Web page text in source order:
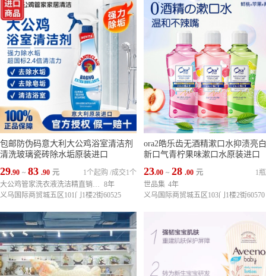
包邮防伪码意大利大公鸡浴室清洁剂
清洗玻璃瓷砖除水垢原装进口
29.90 ~ 83 .90 元 成交1个
1个起购 /
大公鸡管家洗衣液洗洁精直销中心 8年
义乌国际商贸城五区101门1楼2街60525
ora2皓乐齿无酒精漱口水抑渍亮
新口气青柠果味漱口水原装进口
23.00 ~ 28 .00 元
1
世品集 4年
义乌国际商贸城五区103门1楼2街60570